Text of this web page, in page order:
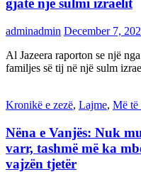
gjatë një sulmi izraelit
adminadmin December 7,
Al Jazeera raporton se një
familjes së tij në një sulm
Kronikë e zezë, Lajme, Më
Nëna e Vanjës: Nuk
varr, tashmë më ka
vajzën tjetër